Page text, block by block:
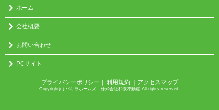
ホーム
会社概要
お問い合わせ
PCサイト
プライバシーポリシー ｜ 利用規約 ｜アクセスマップ
Copyright(c) パキラホームズ 株式会社和泉不動産 All rights reserved.